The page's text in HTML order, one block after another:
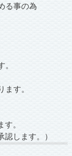
る事の為
す。
。
認します。）